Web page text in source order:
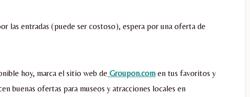
las entradas (puede ser costoso), espera por una oferta de
hoy, marca el sitio web de Groupon.com en tus favoritos y
buenas ofertas para museos y atracciones locales en